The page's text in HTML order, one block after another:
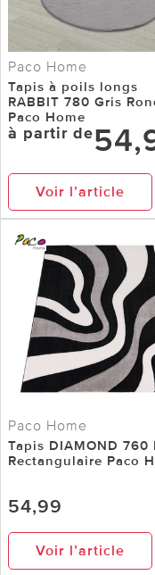
Paco Home
Tapis à poils longs
RABBIT 780 Gris
Paco Home
à partir de
Voir l’article
Paco Home
Tapis DIAMOND 760
Rectangulaire Paco
54,99
Voir l’article